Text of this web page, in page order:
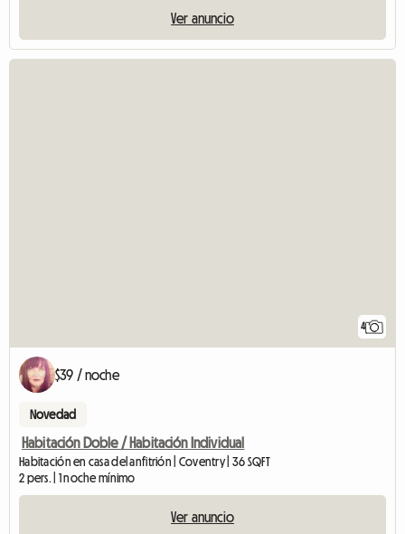
Ver anuncio
4
$39 / noche
Novedad
Habitación Doble / Habitación Individual
Habitación en casa del anfitrión | Coventry | 36 SQFT
2 pers. | 1 noche mínimo
Ver anuncio